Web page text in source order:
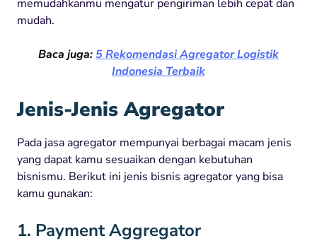
memudahkanmu mengatur pengiriman lebih cepat dan
mudah.
Baca juga: 5 Rekomendasi Agregator Logistik
Indonesia Terbaik
Jenis-Jenis Agregator
Pada jasa agregator mempunyai berbagai macam jenis
yang dapat kamu sesuaikan dengan kebutuhan
bisnismu. Berikut ini jenis bisnis agregator yang bisa
kamu gunakan:
1. Payment Aggregator